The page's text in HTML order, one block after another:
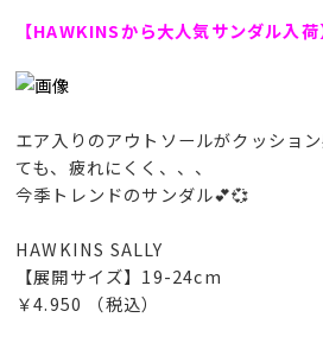
【HAWKINSから大人気サンダル入荷
エア入りのアウトソールがクッショ
ても、疲れにくく、、、
今季トレンドのサンダル💕💞
HAWKINS SALLY
【展開サイズ】19-24cm
￥4.950 （税込）